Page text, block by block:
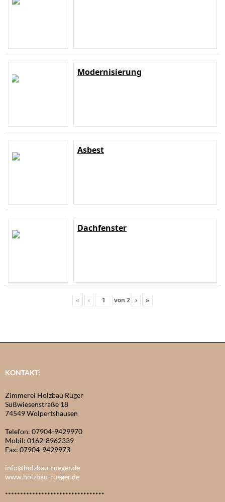
Modernisierung
Asbest
Dachfenster
« ‹ von 2 › »
KONTAKT:
Zimmerei Holzbau Rüger
Süßwiesenstraße 18
74549 Wolpertshausen
Telefon: 07904-9429970
Mobil: 0162-8962339
Fax: 07904-9429973
info@holzbau-rueger.de
www.holzbau-rueger.de
*********************************